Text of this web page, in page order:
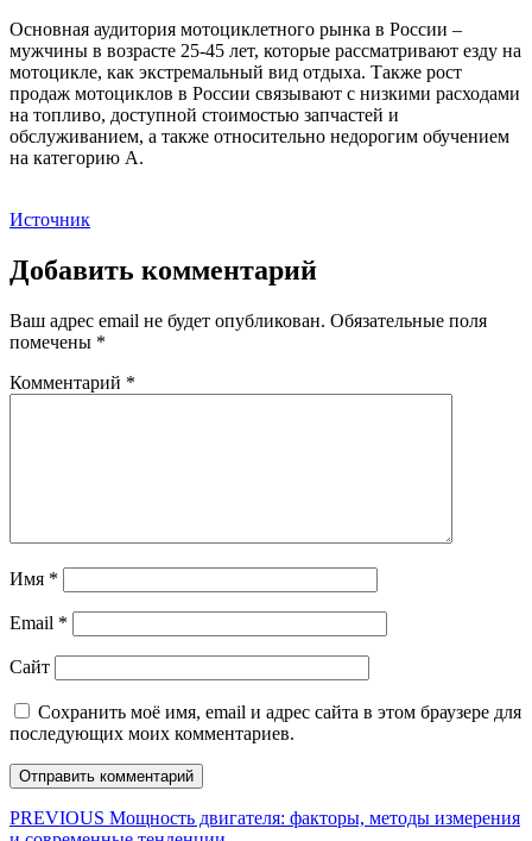
Основная аудитория мотоциклетного рынка в России –
мужчины в возрасте 25-45 лет, которые рассматривают езду на
мотоцикле, как экстремальный вид отдыха. Также рост
продаж мотоциклов в России связывают с низкими расходами
на топливо, доступной стоимостью запчастей и
обслуживанием, а также относительно недорогим обучением
на категорию А.
Источник
Добавить комментарий
Ваш адрес email не будет опубликован. Обязательные поля
помечены *
Комментарий *
Имя *
Email *
Сайт
Сохранить моё имя, email и адрес сайта в этом браузере для
последующих моих комментариев.
Навигация
PREVIOUS Предыдущая
Мощность двигателя: факторы, методы измерения